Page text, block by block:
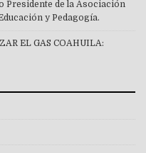
Presidente de la Asociación
y Pedagogía.
EL GAS COAHUILA: